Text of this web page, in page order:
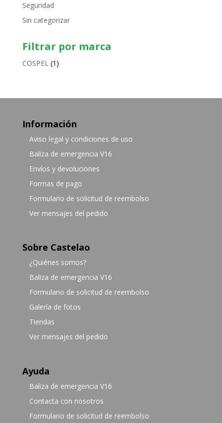
Seguridad
Sin categorizar
Filtrar por marca
COSPEL (1)
Información
Aviso legal y condiciones de uso
Baliza de emergencia V16
Envíos y devoluciones
Formas de pago
Formulario de solicitud de reembolso
Ver mensajes del pedido
Sobre Castelao
¿Quiénes somos?
Baliza de emergencia V16
Formulario de solicitud de reembolso
Galería de fotos
Tiendas
Ver mensajes del pedido
Ayuda
Baliza de emergencia V16
Contacta con nosotros
Formulario de solicitud de reembolso